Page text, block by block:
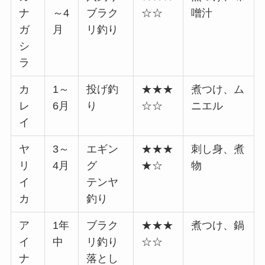
ナ
ガ
シ
ラ
～4
月
ブラク
リ釣り
☆☆
噌汁
カ
レ
イ
1～
6月
投げ釣
り
★★★
☆☆
煮つけ、ム
ニエル
ヤ
リ
イ
カ
3～
4月
エギン
グ
テンヤ
釣り
★★★
★☆
刺し身、煮
物
ア
イ
ナ
1年
中
ブラク
リ釣り
落とし
★★★
☆☆
煮つけ、鍋